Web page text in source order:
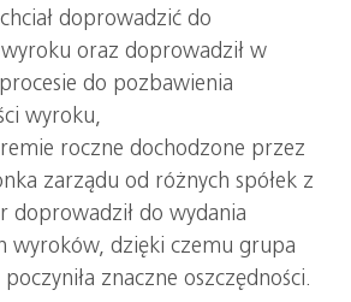
doprowadzić do
oraz doprowadził w
do pozbawienia
wyroku,
roczne dochodzone przez
zarządu od różnych spółek z
doprowadził do wydania
wyroków, dzięki czemu grupa
znaczne oszczędności.